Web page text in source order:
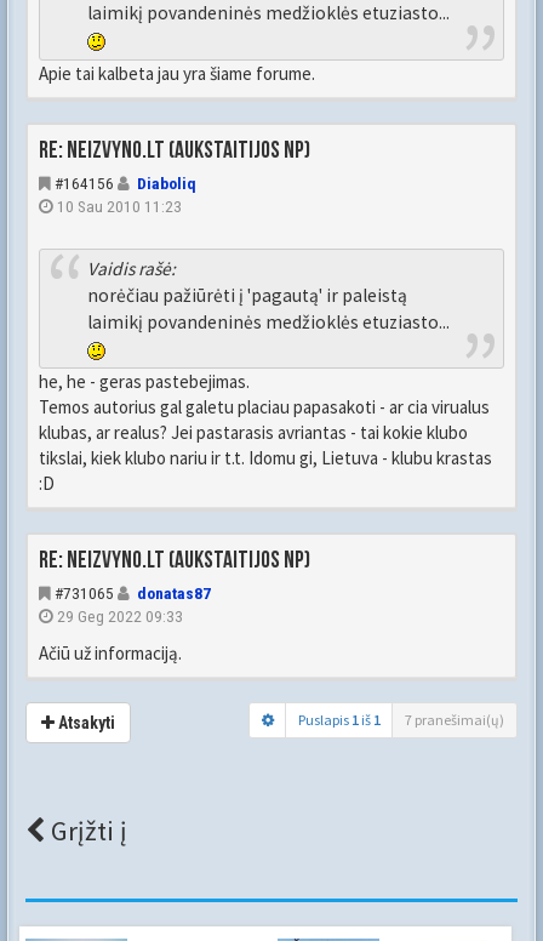
laimikį povandeninės medžioklės etuziasto...
Apie tai kalbeta jau yra šiame forume.
Re: Neizvyno.lt (Aukstaitijos NP)
#164156
Diaboliq
10 Sau 2010 11:23
Vaidis rašė:
norėčiau pažiūrėti į 'pagautą' ir paleistą
laimikį povandeninės medžioklės etuziasto...
he, he - geras pastebejimas.
Temos autorius gal galetu placiau papasakoti - ar cia virualus
klubas, ar realus? Jei pastarasis avriantas - tai kokie klubo
tikslai, kiek klubo nariu ir t.t. Idomu gi, Lietuva - klubu krastas
:D
Re: Neizvyno.lt (Aukstaitijos NP)
#731065
donatas87
29 Geg 2022 09:33
Ačiū už informaciją.
Atsakyti Puslapis 1 iš 1 7 pranešimai(ų)
Grįžti į